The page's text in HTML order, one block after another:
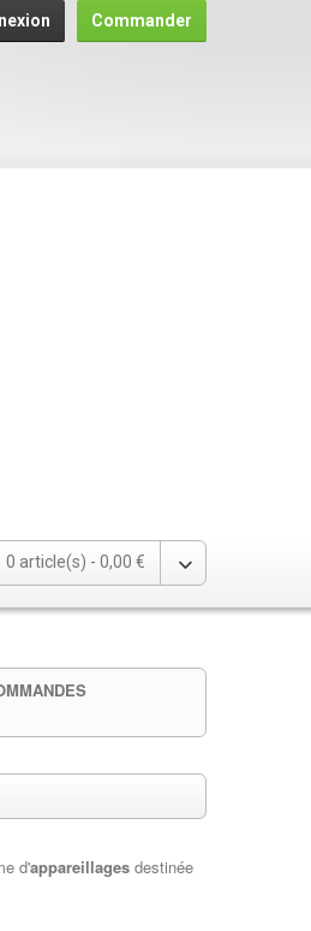
Commander
0 article(s) - 0,00 €
d'appareillages destinée